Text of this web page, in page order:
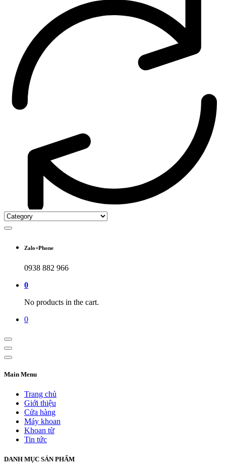
Zalo+Phone
0938 882 966
0
No products in the cart.
0
Main Menu
Trang chủ
Giới thiệu
Cửa hàng
Máy khoan
Khoan từ
Tin tức
DANH MỤC SẢN PHẨM